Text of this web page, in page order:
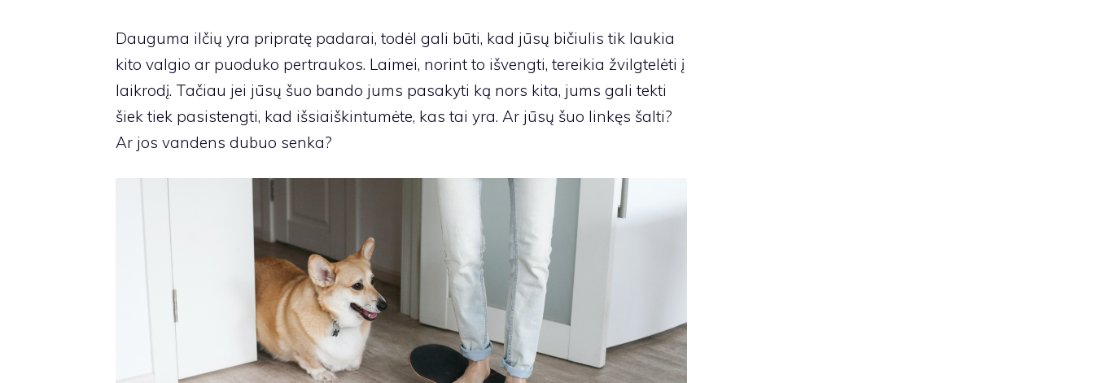
Dauguma ilčių yra pripratę padarai, todėl gali būti, kad jūsų bičiulis tik laukia
kito valgio ar puoduko pertraukos. Laimei, norint to išvengti, tereikia žvilgtelėti į
laikrodį. Tačiau jei jūsų šuo bando jums pasakyti ką nors kita, jums gali tekti
šiek tiek pasistengti, kad išsiaiškintumėte, kas tai yra. Ar jūsų šuo linkęs šalti?
Ar jos vandens dubuo senka?